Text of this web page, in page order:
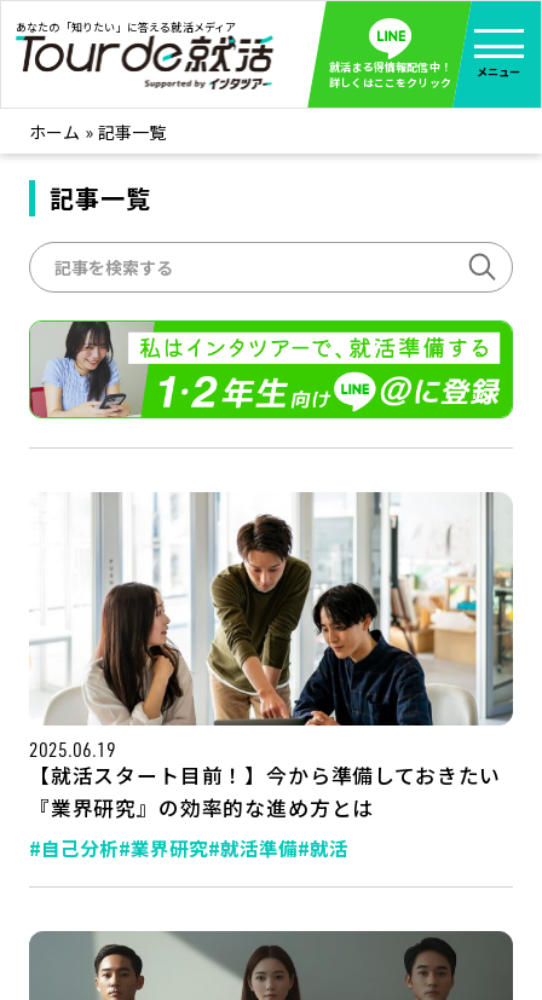
あなたの「知りたい」に答える就活メディア
就活まる得情報配信中！
詳しくはここをクリック
メニュー
就活ノウハウ 全て見る
企業まる見え！特捜部
みんなが知らない企業の裏側を徹底調査！
インタツアー活動レポ 全て見る
インタツアーを使ってどうだった？OBOG成功談
社会人インタビュー 全て見る
社会人になった今、就活を振り返ってみた
学生就活ブログ 全て見る
企業・業界研究はインタツアー
記事一覧
LINE登録
プライバシーポリシー
ホーム » 記事一覧
記事一覧
2025.06.19
【就活スタート目前！】今から準備しておきたい
『業界研究』の効率的な進め方とは
#自己分析#業界研究#就活準備#就活